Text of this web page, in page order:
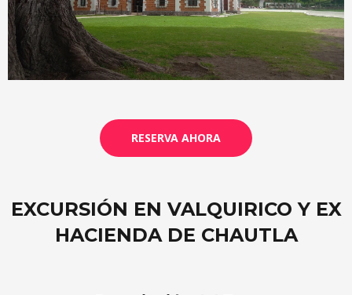
RESERVA AHORA
EXCURSIÓN EN VALQUIRICO Y EX
HACIENDA DE CHAUTLA